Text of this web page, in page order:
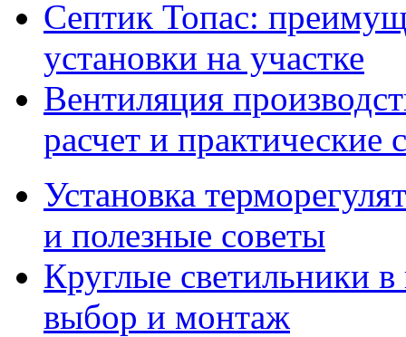
Септик Топас:
установки на участке
Вентиляция
расчет и практические
Установка
и полезные советы
Круглые светильники
выбор и монтаж